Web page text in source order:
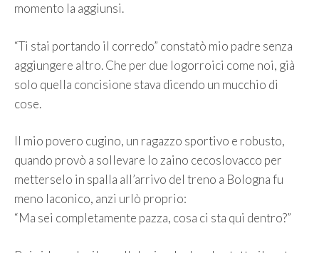
momento la aggiunsi.
“Ti stai portando il corredo” constatò mio padre senza
aggiungere altro. Che per due logorroici come noi, già
solo quella concisione stava dicendo un mucchio di
cose.
Il mio povero cugino, un ragazzo sportivo e robusto,
quando provò a sollevare lo zaino cecoslovacco per
metterselo in spalla all’arrivo del treno a Bologna fu
meno laconico, anzi urlò proprio:
“Ma sei completamente pazza, cosa ci sta qui dentro?”